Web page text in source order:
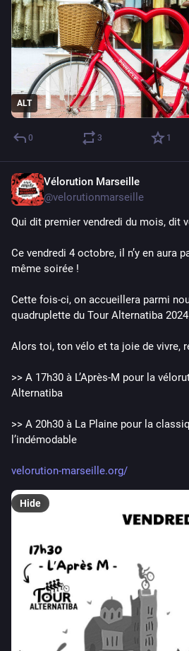
ALT
0 3 1
Vélorution Marseille
@velorutionmarseille
Qui dit premier vendredi du mois, dit
Ce vendredi 4 octobre, il n’y en aura
même soirée !
Cette fois-ci, on accueillera parmi
quadruplette du Tour Alternatiba
Alors toi, ton vélo et ta joie de vivre,
>> A 17h30 à L’Après-M pour la
Alternatiba
>> A 20h30 à La Plaine pour la
l’indémodable
velorution-marseille.org/
Hide